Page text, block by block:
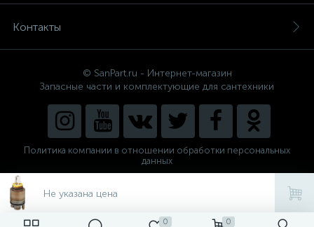
0 0
Не указана цена
Контакты
© SanPart.ru - Интернет-магазин
Запасные части и комплектующие для сантехники
Политика компании в отношении обработки персональных
данных